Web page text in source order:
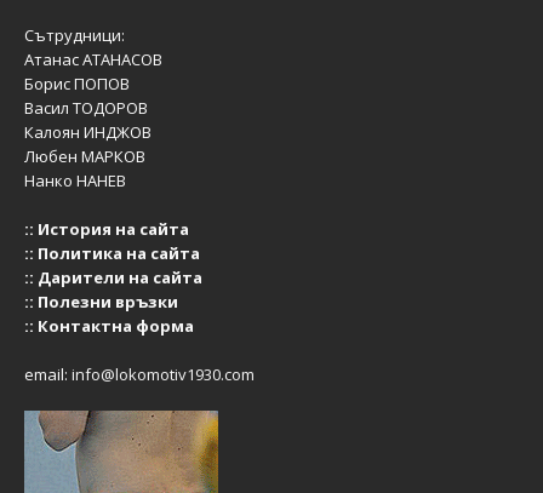
Сътрудници:
Атанас АТАНАСОВ
Борис ПОПОВ
Васил ТОДОРОВ
Калоян ИНДЖОВ
Любен МАРКОВ
Нанко НАНЕВ
:: История на сайта
:: Политика на сайта
:: Дарители на сайта
:: Полезни връзки
:: Контактна форма
email: info@lokomotiv1930.com